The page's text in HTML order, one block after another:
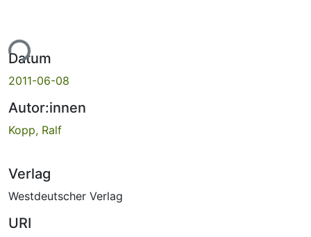
Datum
2011-06-08
Autor:innen
Kopp, Ralf
Verlag
Westdeutscher Verlag
URI